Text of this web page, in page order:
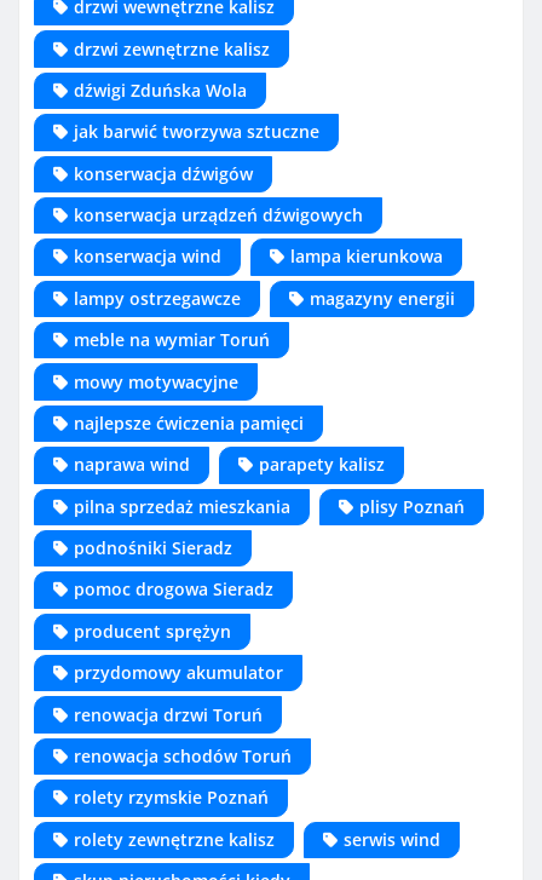
drzwi wewnętrzne kalisz
drzwi zewnętrzne kalisz
dźwigi Zduńska Wola
jak barwić tworzywa sztuczne
konserwacja dźwigów
konserwacja urządzeń dźwigowych
konserwacja wind
lampa kierunkowa
lampy ostrzegawcze
magazyny energii
meble na wymiar Toruń
mowy motywacyjne
najlepsze ćwiczenia pamięci
naprawa wind
parapety kalisz
pilna sprzedaż mieszkania
plisy Poznań
podnośniki Sieradz
pomoc drogowa Sieradz
producent sprężyn
przydomowy akumulator
renowacja drzwi Toruń
renowacja schodów Toruń
rolety rzymskie Poznań
rolety zewnętrzne kalisz
serwis wind